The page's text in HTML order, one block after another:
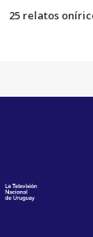
25 relatos